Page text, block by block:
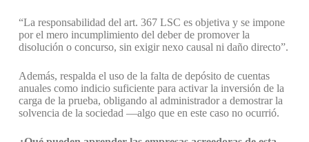
“La responsabilidad del art. 367 LSC es objetiva y se impone
por el mero incumplimiento del deber de promover la
disolución o concurso, sin exigir nexo causal ni daño directo”.
Además, respalda el uso de la falta de depósito de cuentas
anuales como indicio suficiente para activar la inversión de la
carga de la prueba, obligando al administrador a demostrar la
solvencia de la sociedad —algo que en este caso no ocurrió.